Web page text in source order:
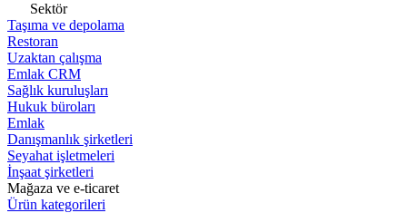
Sektör
Taşıma ve depolama
Restoran
Uzaktan çalışma
Emlak CRM
Sağlık kuruluşları
Hukuk büroları
Emlak
Danışmanlık şirketleri
Seyahat işletmeleri
İnşaat şirketleri
Mağaza ve e-ticaret
Ürün kategorileri